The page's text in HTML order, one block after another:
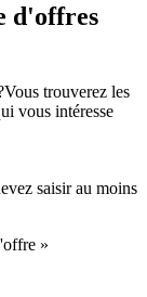
d'offres
Vous trouverez les
vous intéresse
saisir au moins
»